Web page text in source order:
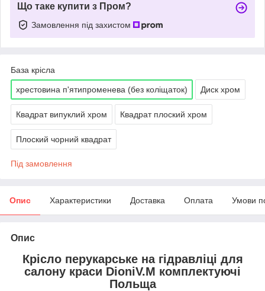
Що таке купити з Пром?
Замовлення під захистом
База крісла
хрестовина п'ятипроменева (без коліщаток) Диск хром
Квадрат випуклий хром Квадрат плоский хром
Плоский чорний квадрат
Під замовлення
Опис Характеристики Доставка Оплата Умови
Опис
Крісло перукарське на гідравліці для
салону краси DioniV.M комплектуючі
Польща